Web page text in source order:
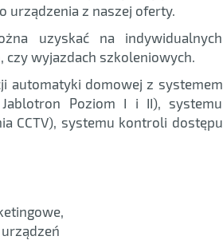
urządzenia z naszej oferty.
uzyskać na indywidualnych
czy wyjazdach szkoleniowych.
automatyki domowej z systemem
Jablotron Poziom I i II), systemu
CCTV), systemu kontroli dostępu